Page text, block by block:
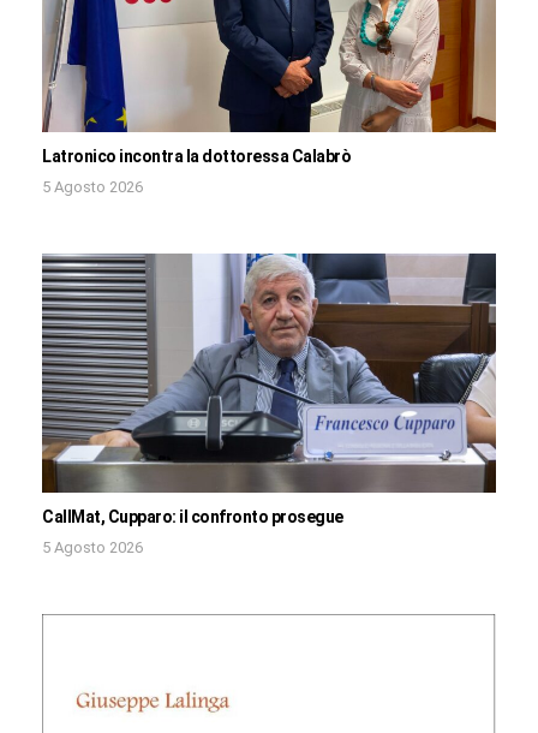
Latronico incontra la dottoressa Calabrò
5 Agosto 2026
CallMat, Cupparo: il confronto prosegue
5 Agosto 2026